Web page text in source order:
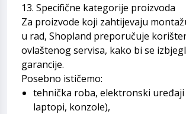
13. Specifične kategorije proizvoda
Za proizvode koji zahtijevaju
u rad, Shopland preporučuje
ovlaštenog servisa, kako bi se
garancije.
Posebno ističemo:
tehnička roba, elektronski
laptopi, konzole),